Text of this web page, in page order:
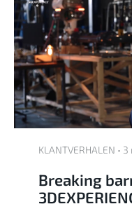
KLANTVERHALEN •
Breaking